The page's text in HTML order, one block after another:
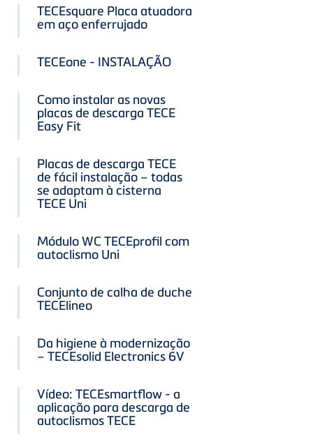
TECEsquare Placa atuadora
em aço enferrujado
TECEone - INSTALAÇÃO
Como instalar as novas
placas de descarga TECE
Easy Fit
Placas de descarga TECE
de fácil instalação – todas
se adaptam à cisterna
TECE Uni
Módulo WC TECEprofil com
autoclismo Uni
Conjunto de calha de duche
TECElineo
Da higiene à modernização
– TECEsolid Electronics 6V
Vídeo: TECEsmartflow - a
aplicação para descarga de
autoclismos TECE